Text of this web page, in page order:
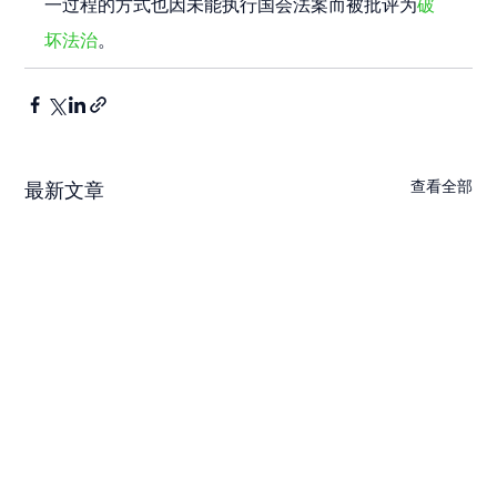
坏法治。
最新文章 查看全部